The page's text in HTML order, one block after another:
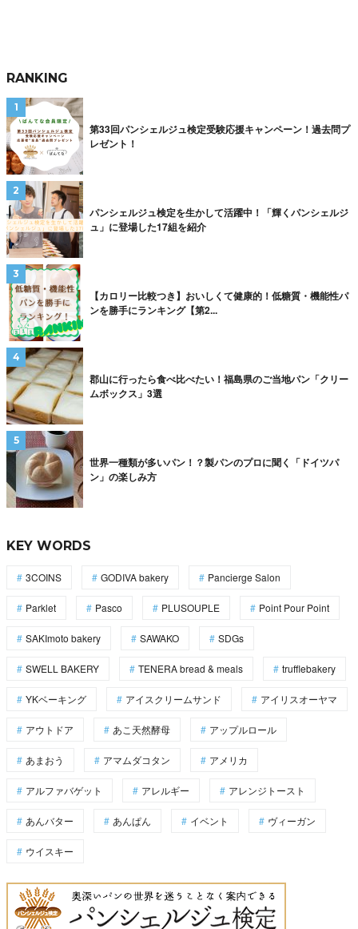
RANKING
第33回パンシェルジュ検定受験応援キャンペーン！過去問プ
レゼント！
パンシェルジュ検定を生かして活躍中！「輝くパンシェルジ
ュ」に登場した17組を紹介
【カロリー比較つき】おいしくて健康的！低糖質・機能性パ
ンを勝手にランキング【第2...
郡山に行ったら食べ比べたい！福島県のご当地パン「クリー
ムボックス」3選
世界一種類が多いパン！？製パンのプロに聞く「ドイツパ
ン」の楽しみ方
KEY WORDS
3COINS GODIVA bakery Pancierge Salon
Parklet Pasco PLUSOUPLE Point Pour Point
SAKImoto bakery SAWAKO SDGs
SWELL BAKERY TENERA bread & meals trufflebakery
YKベーキング アイスクリームサンド アイリスオーヤマ
アウトドア あこ天然酵母 アップルロール
あまおう アマムダコタン アメリカ
アルファバゲット アレルギー アレンジトースト
あんバター あんぱん イベント ヴィーガン
ウイスキー